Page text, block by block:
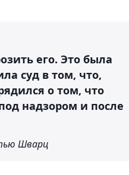
его. Это была
суд в том, что,
о том, что
надзором и после
Шварц